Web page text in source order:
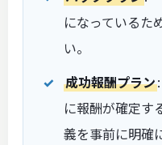
になっているた
い。
成功報酬プラン
に報酬が確定す
義を事前に明確